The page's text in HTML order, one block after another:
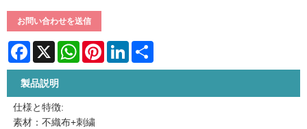
お問い合わせを送信
Facebook
X WhatsAppPinterestLinkedIn
製品説明
仕様と特徴:
素材：不織布+刺繍